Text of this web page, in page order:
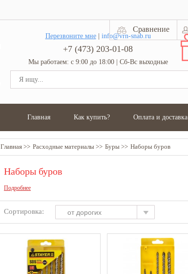
Сравнение
Перезвоните мне| info@vrn-snab.ru
+7 (473) 203-01-08
Мы работаем: с 9:00 до 18:00 | Сб-Вс выходные
Главная Как купить? Оплата и доставка
Главная Расходные материалы Буры Наборы буров
Наборы буров
Подробнее
Сортировка: от дорогих